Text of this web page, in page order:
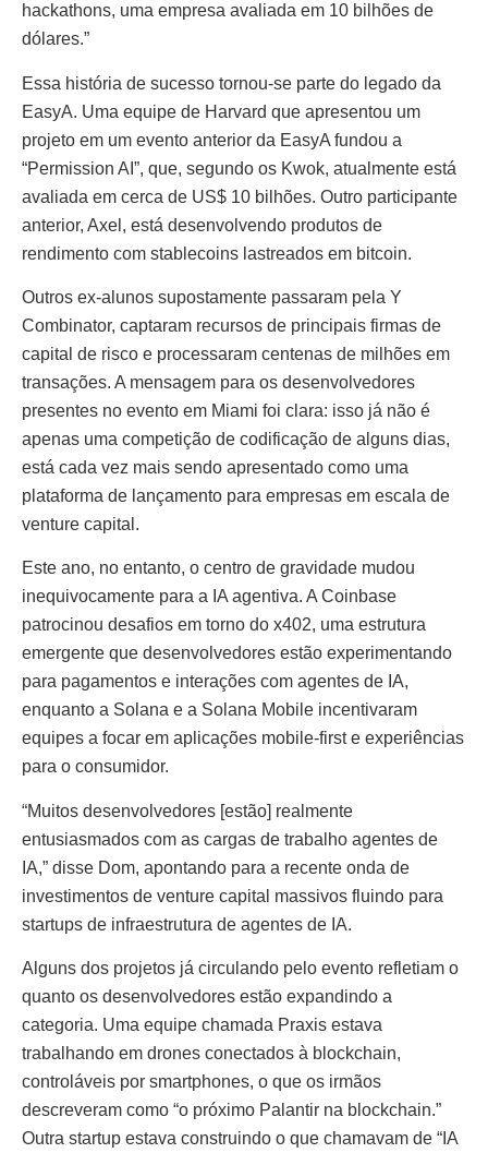
hackathons, uma empresa avaliada em 10 bilhões de
dólares.”
Essa história de sucesso tornou-se parte do legado da
EasyA. Uma equipe de Harvard que apresentou um
projeto em um evento anterior da EasyA fundou a
“Permission AI”, que, segundo os Kwok, atualmente está
avaliada em cerca de US$ 10 bilhões. Outro participante
anterior, Axel, está desenvolvendo produtos de
rendimento com stablecoins lastreados em bitcoin.
Outros ex-alunos supostamente passaram pela Y
Combinator, captaram recursos de principais firmas de
capital de risco e processaram centenas de milhões em
transações. A mensagem para os desenvolvedores
presentes no evento em Miami foi clara: isso já não é
apenas uma competição de codificação de alguns dias,
está cada vez mais sendo apresentado como uma
plataforma de lançamento para empresas em escala de
venture capital.
Este ano, no entanto, o centro de gravidade mudou
inequivocamente para a IA agentiva. A Coinbase
patrocinou desafios em torno do x402, uma estrutura
emergente que desenvolvedores estão experimentando
para pagamentos e interações com agentes de IA,
enquanto a Solana e a Solana Mobile incentivaram
equipes a focar em aplicações mobile-first e experiências
para o consumidor.
“Muitos desenvolvedores [estão] realmente
entusiasmados com as cargas de trabalho agentes de
IA,” disse Dom, apontando para a recente onda de
investimentos de venture capital massivos fluindo para
startups de infraestrutura de agentes de IA.
Alguns dos projetos já circulando pelo evento refletiam o
quanto os desenvolvedores estão expandindo a
categoria. Uma equipe chamada Praxis estava
trabalhando em drones conectados à blockchain,
controláveis por smartphones, o que os irmãos
descreveram como “o próximo Palantir na blockchain.”
Outra startup estava construindo o que chamavam de “IA